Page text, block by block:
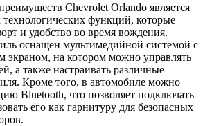
Chevrolet Orlando является
функций, которые
и удобство во время вождения.
оснащен мультимедийной системой с
экраном, на котором можно управлять
а также настраивать различные
Кроме того, в автомобиле можно
Bluetooth, что позволяет подключать
его как гарнитуру для безопасных